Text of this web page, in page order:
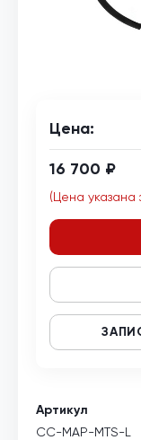
Артикул
CC-MAP-MTS-L
Цена:
16 700 ₽
(Цена указана